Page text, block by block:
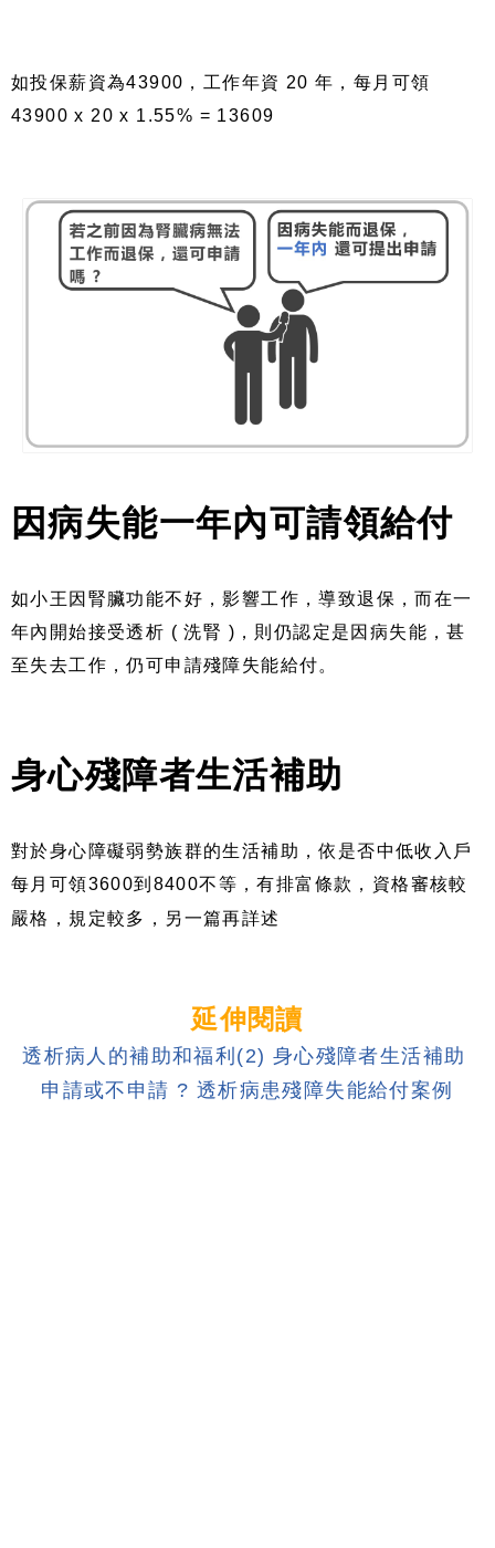
如投保薪資為43900，工作年資 20 年，每月可領
43900 x 20 x 1.55% = 13609
因病失能一年內可請領給付
如小王因腎臟功能不好，影響工作，導致退保，而在一
年內開始接受透析 ( 洗腎 )，則仍認定是因病失能，甚
至失去工作，仍可申請殘障失能給付。
身心殘障者生活補助
對於身心障礙弱勢族群的生活補助，依是否中低收入戶
每月可領3600到8400不等，有排富條款，資格審核較
嚴格，規定較多，另一篇再詳述
延伸閱讀
透析病人的補助和福利(2) 身心殘障者生活補助
申請或不申請 ? 透析病患殘障失能給付案例